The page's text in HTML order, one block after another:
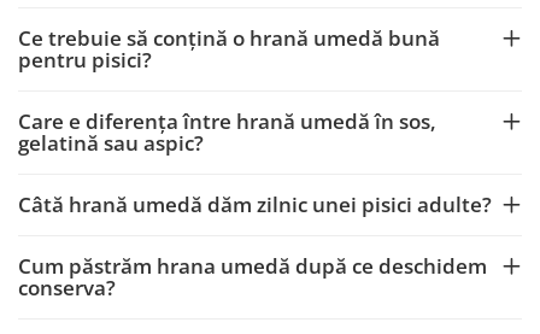
Ce trebuie să conțină o hrană umedă bună
pentru pisici?
Care e diferența între hrană umedă în sos,
gelatină sau aspic?
Câtă hrană umedă dăm zilnic unei pisici adulte?
Cum păstrăm hrana umedă după ce deschidem
conserva?